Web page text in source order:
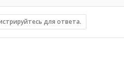
для ответа.